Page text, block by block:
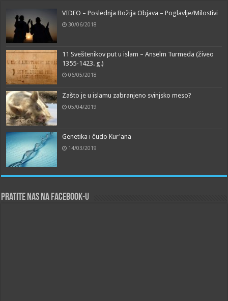
VIDEO – Poslednja Božija Objava – Poglavlje/Milostivi
30/06/2018
11 Sveštenikov put u islam – Anselm Turmeda (živeo
1355-1423. g.)
06/05/2018
Zašto je u islamu zabranjeno svinjsko meso?
05/04/2019
Genetika i čudo Kur'ana
14/03/2019
Pratite nas na Facebook-u